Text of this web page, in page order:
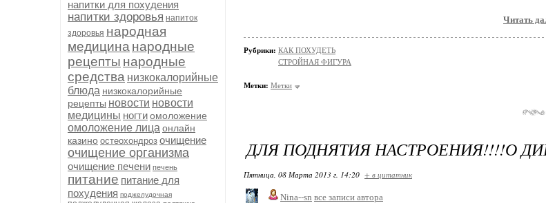
напитки для похудения
напитки здоровья напиток
здоровья народная
медицина народные
рецепты народные
средства низкокалорийные
блюда низкокалорийные
рецепты новости новости
медицины ногтиомоложение
омоложение лица онлайн
казино остеохондроз очищение
очищение организма
очищение печени печень
питание питание для
похудения поджелудочная
Читать
Рубрики: КАК ПОХУДЕТЬ
СТРОЙНАЯ ФИГУРА
Метки: Метки
ДЛЯ ПОДНЯТИЯ НАСТРОЕНИЯ!!!!О
Пятница, 08 Марта 2013 г. 14:20 + в цитатник
Nina--sn все записи автора